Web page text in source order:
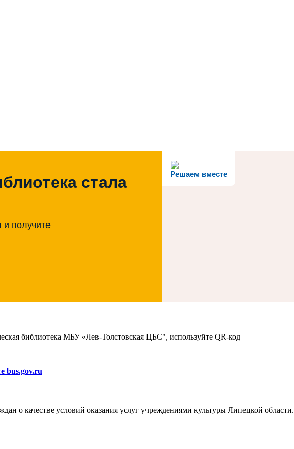
Решаем вместе
стала
получите
библиотека МБУ «Лев-Толстовская ЦБС", используйте QR-код
bus.gov.ru
о качестве условий оказания услуг учреждениями культуры Липецкой области.